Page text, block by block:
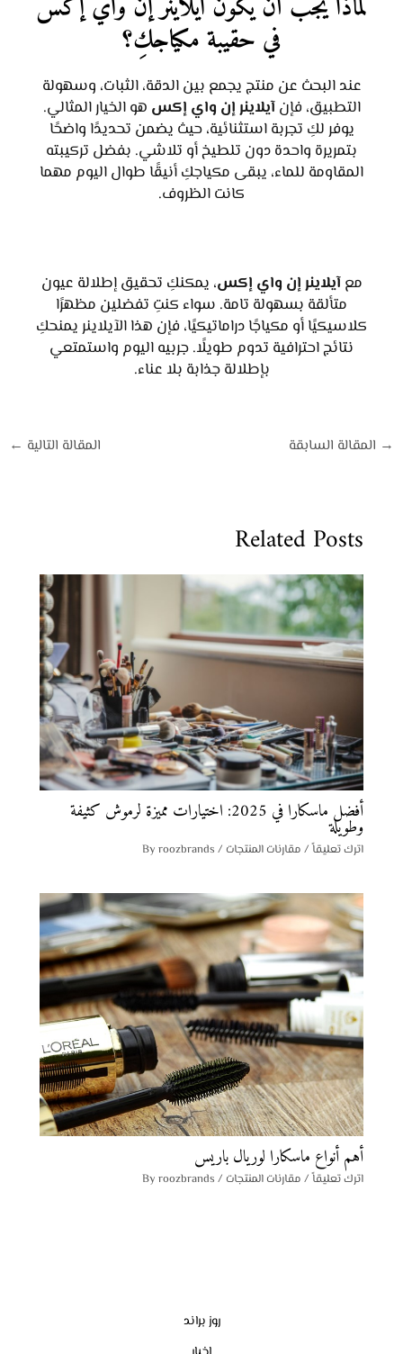
لماذا يجب أن يكون آيلاينر إن واي إكس
في حقيبة مكياجكِ؟
عند البحث عن منتج يجمع بين الدقة، الثبات، وسهولة
التطبيق، فإنآيلاينر إن واي إكس هو الخيار المثالي.
يوفر لكِ تجربة استثنائية، حيث يضمن تحديدًا واضحًا
بتمريرة واحدة دون تلطيخ أو تلاشي. بفضل تركيبته
المقاومة للماء، يبقى مكياجكِ أنيقًا طوال اليوم مهما
كانت الظروف.
معآيلاينر إن واي إكس، يمكنكِ تحقيق إطلالة عيون
متألقة بسهولة تامة. سواء كنتِ تفضلين مظهرًا
كلاسيكيًا أو مكياجًا دراماتيكيًا، فإن هذا الآيلاينر يمنحكِ
نتائج احترافية تدوم طويلًا. جربيه اليوم واستمتعي
بإطلالة جذابة بلا عناء.
→ المقالة السابقة المقالة التالية ←
Related Posts
أفضل ماسكارا في 2025: اختيارات مميزة لرموش كثيفة
وطويلة
اترك تعليقاً/ مقارنات المنتجات / By
roozbrands
أهم أنواع ماسكارا لوريال باريس
اترك تعليقاً/ مقارنات المنتجات / By
roozbrands
روز براند